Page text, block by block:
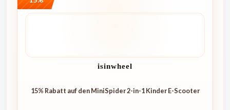
isinwheel
15% Rabatt auf den MiniSpider 2-in-1 Kinder E-Scooter